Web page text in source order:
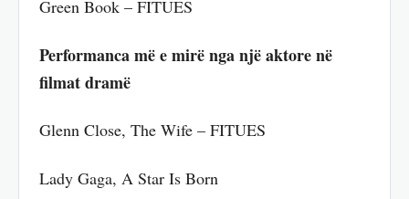
Green Book – FITUES
Performanca më e mirë nga një aktore në
filmat dramë
Glenn Close, The Wife – FITUES
Lady Gaga, A Star Is Born